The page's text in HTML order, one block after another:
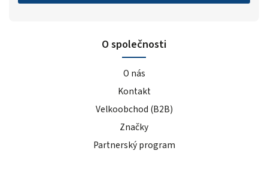
O společnosti
O nás
Kontakt
Velkoobchod (B2B)
Značky
Partnerský program